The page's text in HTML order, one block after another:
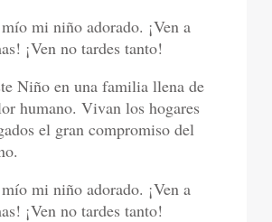
mi niño adorado. ¡Ven a
¡Ven no tardes tanto!
Niño en una familia llena de
humano. Vivan los hogares
el gran compromiso del
mi niño adorado. ¡Ven a
¡Ven no tardes tanto!